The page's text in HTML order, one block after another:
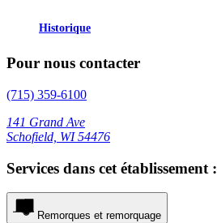
Historique
Pour nous contacter
(715) 359-6100
141 Grand Ave
Schofield, WI 54476
Services dans cet établissement :
Remorques et remorquage